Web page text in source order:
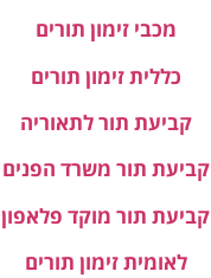
מכבי זימון תורים
כללית זימון תורים
קביעת תור לתאוריה
קביעת תור משרד הפנים
קביעת תור מוקד פלאפון
לאומית זימון תורים